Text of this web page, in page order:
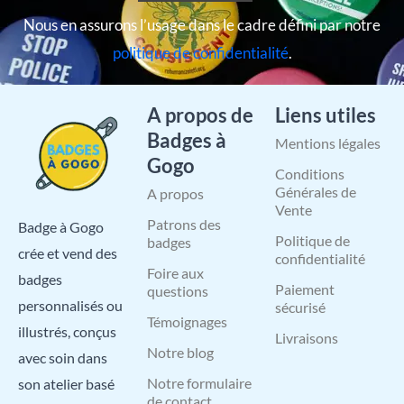
Nous en assurons l’usage dans le cadre défini par notre
politique de confidentialité.
Badge à Gogo
crée et vend des
badges
personnalisés ou
illustrés, conçus
avec soin dans
son atelier basé
A propos de
Badges à
Gogo
A propos
Patrons des
badges
Foire aux
questions
Témoignages
Notre blog
Notre formulaire
Liens utiles
Mentions légales
Conditions
Générales de
Vente
Politique de
confidentialité
Paiement
sécurisé
Livraisons